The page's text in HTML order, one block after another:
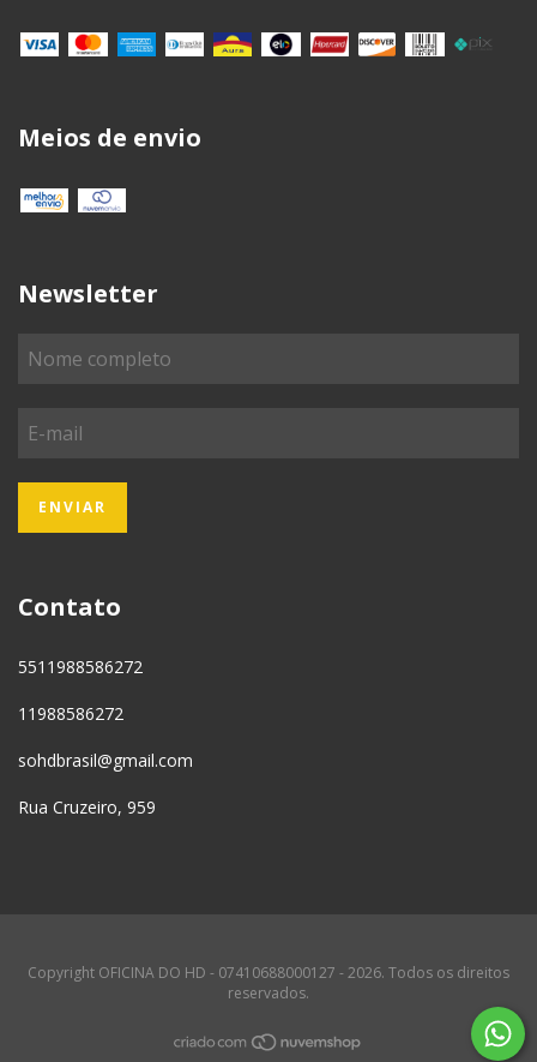
Meios de envio
Newsletter
Contato
5511988586272
11988586272
sohdbrasil@gmail.com
Rua Cruzeiro, 959
Copyright OFICINA DO HD - 07410688000127 - 2026. Todos os direitos
reservados.